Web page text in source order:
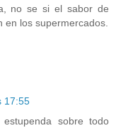
no se si el sabor de
los supermercados.
17:55
sobre todo